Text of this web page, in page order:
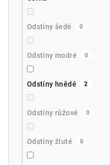
Odstíny šedé 0
Odstíny modré 0
Odstíny hnědé 2
Odstíny růžové 0
Odstíny žluté 0